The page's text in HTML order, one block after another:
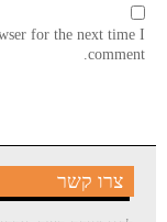
for the next time I
comment.
צרו קשר